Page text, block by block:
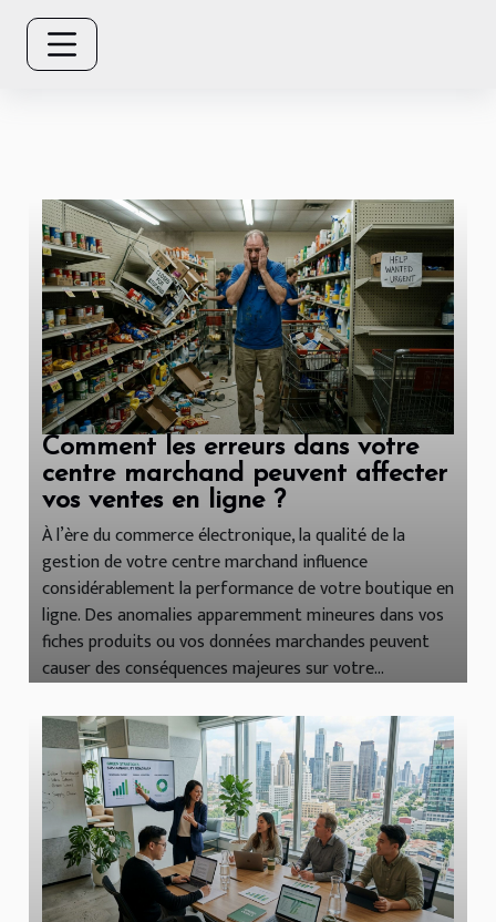
Comment les erreurs dans votre
centre marchand peuvent affecter
vos ventes en ligne ?
À l’ère du commerce électronique, la qualité de la
gestion de votre centre marchand influence
considérablement la performance de votre boutique en
ligne. Des anomalies apparemment mineures dans vos
fiches produits ou vos données marchandes peuvent
causer des conséquences majeures sur votre...